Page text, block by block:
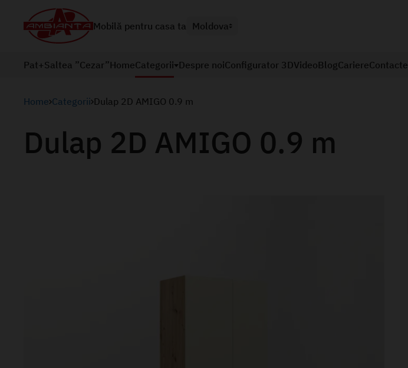
Mobilă pentru casa ta Moldova
Pat+Saltea ”Cezar”HomeCategorii Despre noiConfigurator 3DVideoBlogCariereContacte
Home Categorii Dulap 2D AMIGO 0.9 m
Dulap 2D AMIGO 0.9 m